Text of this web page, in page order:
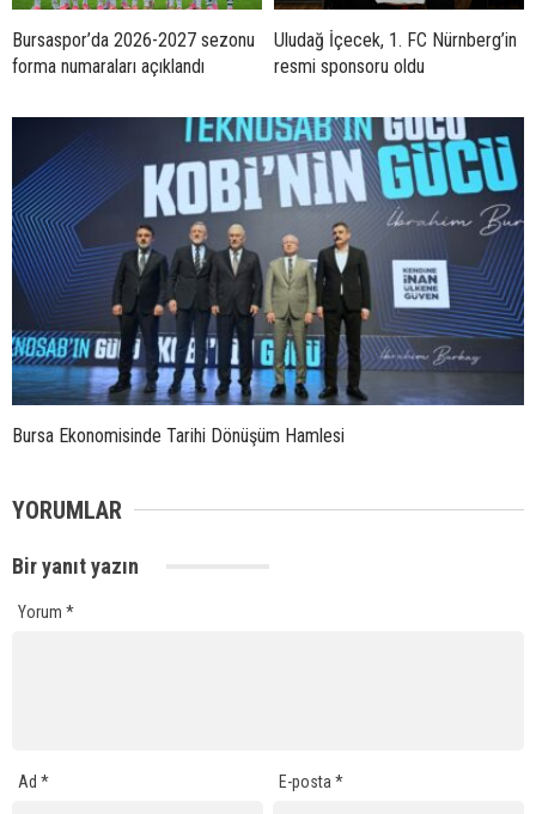
Bursaspor’da 2026-2027 sezonu
forma numaraları açıklandı
Uludağ İçecek, 1. FC Nürnberg’in
resmi sponsoru oldu
Bursa Ekonomisinde Tarihi Dönüşüm Hamlesi
YORUMLAR
Bir yanıt yazın
Yorum *
Ad * E-posta*